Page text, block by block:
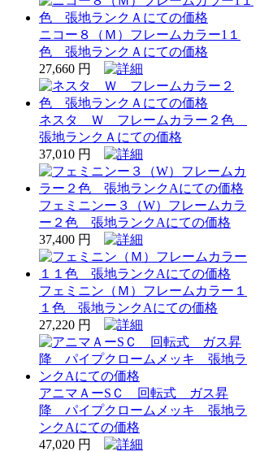
ニコー８（Ｍ）フレームカラー1１
色 張地ランクＡにての価格
27,660 円
ネスタ Ｗ フレームカラー２色
張地ランクＡにての価格
37,010 円
フェミニンー３（W）フレームカラ
ー２色 張地ランクAにての価格
37,400 円
フェミニン（Ｍ）フレームカラー１
１色 張地ランクAにての価格
27,220 円
アニマＡーSＣ 回転式 ガス昇
降 パイプクロームメッキ 張地ラ
ンクAにての価格
47,020 円